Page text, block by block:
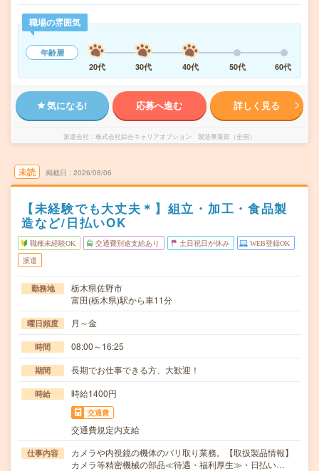
職場の雰囲気
年齢層
20代
30代 40代 50代 60代
気になる! 応募へ進む 詳しく見る
派遣会社 株式会社綜合キャリアオプション 製造事業部（全国）
未読 掲載日 2026/08/06
【未経験でも大丈夫＊】組立・加工・食品製
造など/日払いOK
職種未経験OK 交通費別途支給あり 土日祝日が休み WEB登録OK
派遣
勤務地
栃木県佐野市
富田(栃木県)駅から車11分
曜日頻度 月～金
時間 08:00～16:25
期間 長期でお仕事できる方、大歓迎！
時給 時給1400円
交通費
交通費規定内支給
仕事内容
カメラや内視鏡の機体のバリ取り業務。【取扱製品情報】
カメラ等精密機械の部品≪待遇・福利厚生≫・日払い…